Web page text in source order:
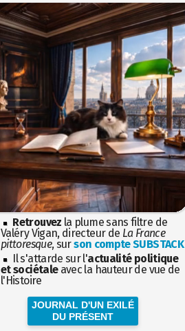
Retrouvez la plume sans filtre de
Valéry Vigan, directeur de La France
pittoresque, surson compte SUBSTACK
Il s'attarde sur l'actualité politique
et sociétaleavec la hauteur de vue de
l'Histoire
JOURNAL D'UN EXILÉ
DU PRÉSENT